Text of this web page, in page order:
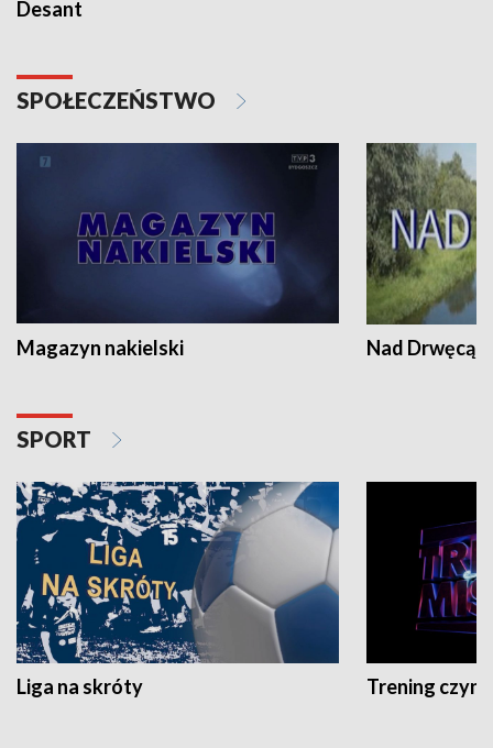
Desant
SPOŁECZEŃSTWO
Magazyn nakielski Nad Drwęcą
SPORT
Liga na skróty Trening czyni